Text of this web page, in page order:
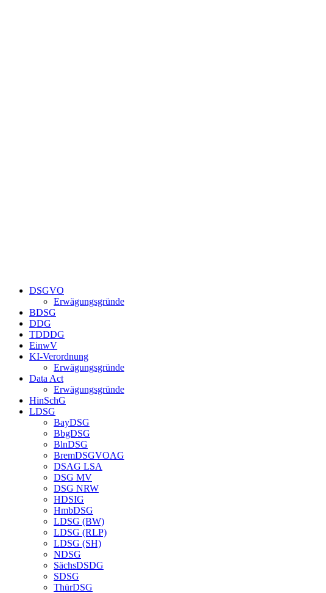
DSGVO
Erwägungsgründe
BDSG
DDG
TDDDG
EinwV
KI-Verordnung
Erwägungsgründe
Data Act
Erwägungsgründe
HinSchG
LDSG
BayDSG
BbgDSG
BlnDSG
BremDSGVOAG
DSAG LSA
DSG MV
DSG NRW
HDSIG
HmbDSG
LDSG (BW)
LDSG (RLP)
LDSG (SH)
NDSG
SächsDSDG
SDSG
ThürDSG